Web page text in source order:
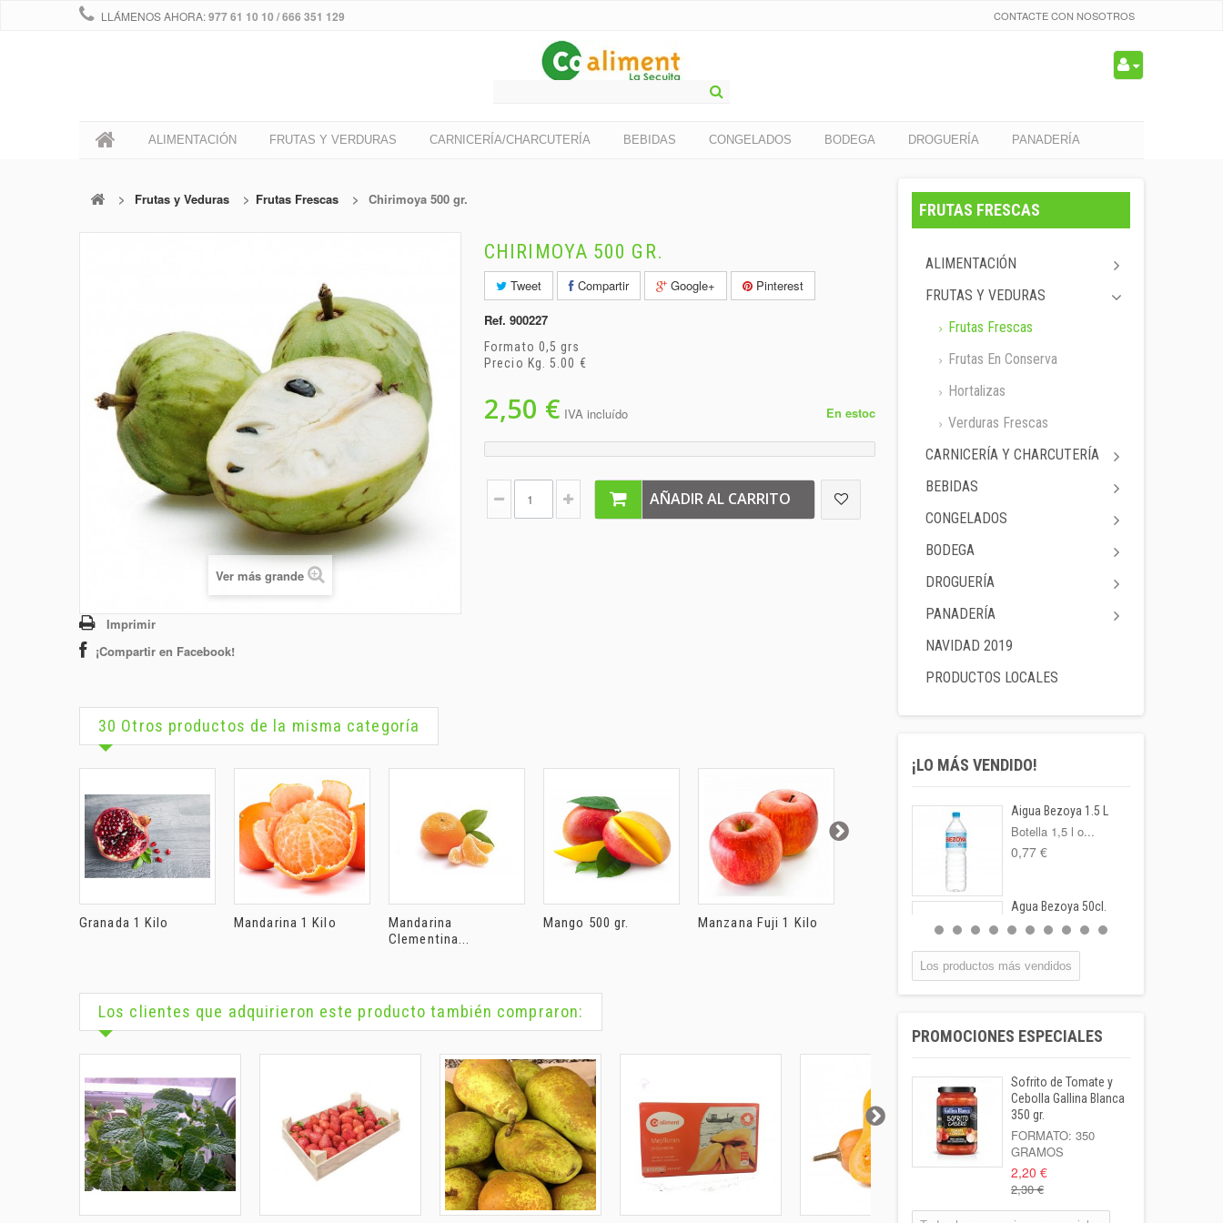
CONTACTE CON NOSOTROS
LLÁMENOS AHORA:977 61 10 10 / 666 351 129
ALIMENTACIÓN FRUTAS Y VERDURAS CARNICERÍA/CHARCUTERÍA BEBIDAS CONGELADOS BODEGA DROGUERÍA PANADERÍA
> Frutas y Veduras > Frutas Frescas > Chirimoya 500 gr.
Ver más grande
Imprimir
¡Compartir en Facebook!
CHIRIMOYA 500 GR.
Tweet Compartir Google+
Pinterest
Ref. 900227
Formato 0,5 grs
Precio Kg. 5.00 €
2,50 € IVA incluído En estoc
AÑADIR AL CARRITO
30 Otros productos de la misma categoría
Granada 1 Kilo Mandarina 1 Kilo
Mandarina
Clementina...
Mango 500 gr. Manzana Fuji 1 Kilo
Manzana Golden 1
Manzana Granny
Smith...
Los clientes que adquirieron este producto también compraron:
FRUTAS FRESCAS
ALIMENTACIÓN
FRUTAS Y VEDURAS
Frutas Frescas
Frutas En Conserva
Hortalizas
Verduras Frescas
CARNICERÍA Y CHARCUTERÍA
BEBIDAS
CONGELADOS
BODEGA
DROGUERÍA
PANADERÍA
NAVIDAD 2019
PRODUCTOS LOCALES
¡LO MÁS VENDIDO!
Aigua Bezoya 1.5 L
Botella 1,5 l o...
0,77 €
Agua Bezoya 50cl.
FORMATO:
0,55 €
Lata 33cl
Leche Coaliment
Semidesnatada
Botella 1l o...
1,02 €
Patata Kenebeck 1
Kilo
Los productos más vendidos
PROMOCIONES ESPECIALES
Sofrito de Tomate y
Cebolla Gallina Blanca
350 gr.
FORMATO: 350
GRAMOS
2,20 €
2,30 €